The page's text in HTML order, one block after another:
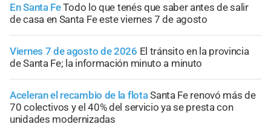
En Santa FeTodo lo que tenés que saber antes de salir
de casa en Santa Fe este viernes 7 de agosto
Viernes 7 de agosto de 2026 El tránsito en la provincia
de Santa Fe; la información minuto a minuto
Aceleran el recambio de la flotaSanta Fe renovó más de
70 colectivos y el 40% del servicio ya se presta con
unidades modernizadas